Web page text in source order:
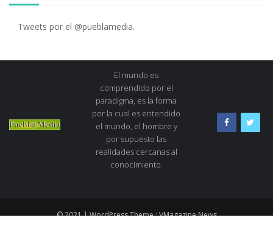
Tweets por el @pueblamedia.
El mundo es
comprendido por el
paradigma, es la forma
por la cual es entendido
el mundo, el hombre y
por supuesto las
realidades cercanas al
conocimiento.
© 2021 | WordPress Theme :VMagazine News